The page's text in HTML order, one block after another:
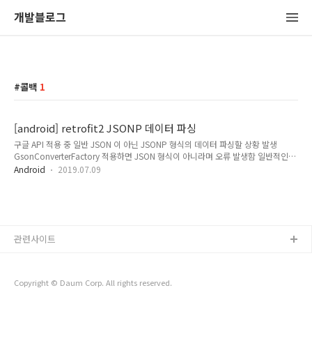
개발블로그
콜백 1
[android] retrofit2 JSONP 데이터 파싱
구글 API 적용 중 일반 JSON 이 아닌 JSONP 형식의 데이터 파싱할 상황 발생
GsonConverterFactory 적용하면 JSON 형식이 아니라며 오류 발생함 일반적인
JSON 형식 { "cursor": { "currentPageIndex": 0, "estimatedResultCount":
Android 2019.07.09
Copyright © Daum Corp. All rights reserved.
관련사이트